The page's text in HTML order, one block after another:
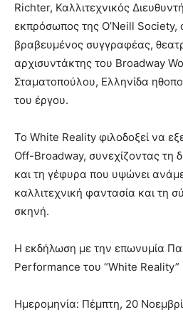
Richter, Καλλιτεχνικός
εκπρόσωπος της O’Neill Society,
βραβευμένος συγγραφέας,
αρχισυντάκτης του Broadway
Σταματοπούλου, Ελληνίδα
του έργου.
Το White Reality φιλοδοξεί να
Off-Broadway, συνεχίζοντας τη
και τη γέφυρα που υψώνει
καλλιτεχνική φαντασία και τη
σκηνή.
Η εκδήλωση με την επωνυμία
Performance του “White Reality”
Ημερομηνία: Πέμπτη, 20